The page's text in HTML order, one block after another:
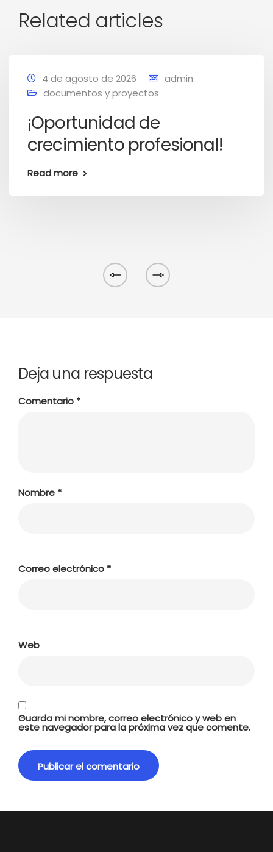
Related articles
4 de agosto de 2026
admin
documentos y proyectos
¡Oportunidad de
crecimiento profesional!
Read more
Deja una respuesta
Comentario *
Nombre *
Correo electrónico *
Web
Guarda mi nombre, correo electrónico y web en
este navegador para la próxima vez que comente.